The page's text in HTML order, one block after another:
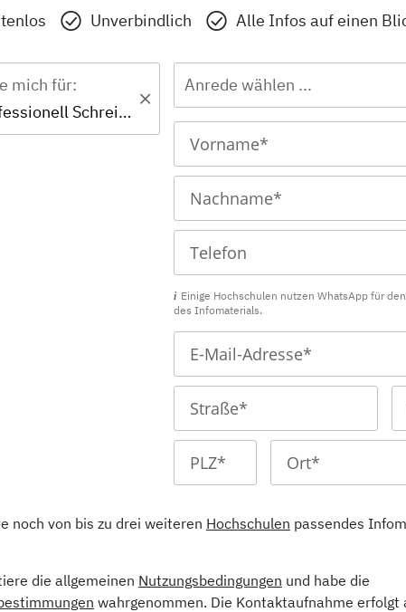
Unverbindlich Alle Infos auf einen
mich für:
Zertifikat - Professionell Schreiben lernen
Anrede wählen ...
Einige Hochschulen nutzen WhatsApp für
des Infomaterials.
noch von bis zu drei weiteren Hochschulen passendes
die allgemeinen Nutzungsbedingungen und habe die
wahrgenommen. Die Kontaktaufnahme erfolgt